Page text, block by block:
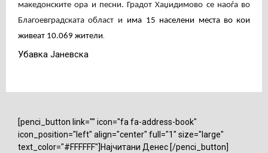
македонските ора и песни. Градот Хаџидимово се наоѓа во
Благоевградската област и има 15 населени места во кои
живеат 10.069 жители.
Убавка Јаневска
[penci_button link="" icon="fa fa-address-book"
icon_position="left" align="center" full="1" size="large"
text_color="#FFFFFF"]Најчитани Денес [/penci_button]